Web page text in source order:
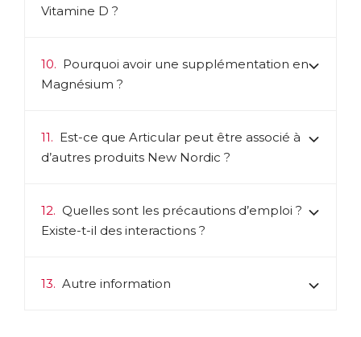
Vitamine D ?
10. Pourquoi avoir une supplémentation en
Magnésium ?
11. Est-ce que Articular peut être associé à
d’autres produits New Nordic ?
12. Quelles sont les précautions d’emploi ?
Existe-t-il des interactions ?
13. Autre information